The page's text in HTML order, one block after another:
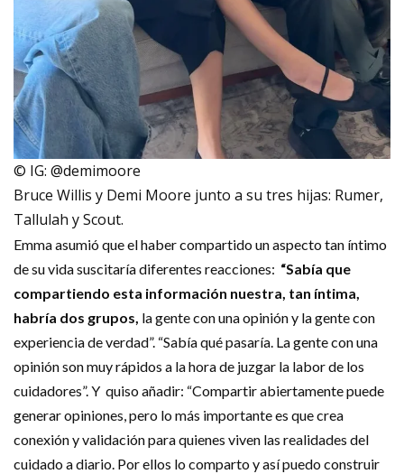
© IG: @demimoore
Bruce Willis y Demi Moore junto a su tres hijas: Rumer,
Tallulah y Scout.
Emma asumió que el haber compartido un aspecto tan íntimo
de su vida suscitaría diferentes reacciones: “Sabía que
compartiendo esta información nuestra, tan íntima,
habría dos grupos, la gente con una opinión y la gente con
experiencia de verdad”. “Sabía qué pasaría. La gente con una
opinión son muy rápidos a la hora de juzgar la labor de los
cuidadores”. Y quiso añadir: “Compartir abiertamente puede
generar opiniones, pero lo más importante es que crea
conexión y validación para quienes viven las realidades del
cuidado a diario. Por ellos lo comparto y así puedo construir